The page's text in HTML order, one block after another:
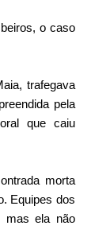
o caso
trafegava
pela
que caiu
morta
Equipes dos
mas ela não